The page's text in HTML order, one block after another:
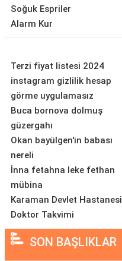
Soğuk Espriler
Alarm Kur
Terzi fiyat listesi 2024
instagram gizlilik hesap
görme uygulamasız
Buca bornova dolmuş
güzergahı
Okan bayülgen'in babası
nereli
İnna fetahna leke fethan
mübina
Karaman Devlet Hastanesi
Doktor Takvimi
SON BAŞLIKLAR